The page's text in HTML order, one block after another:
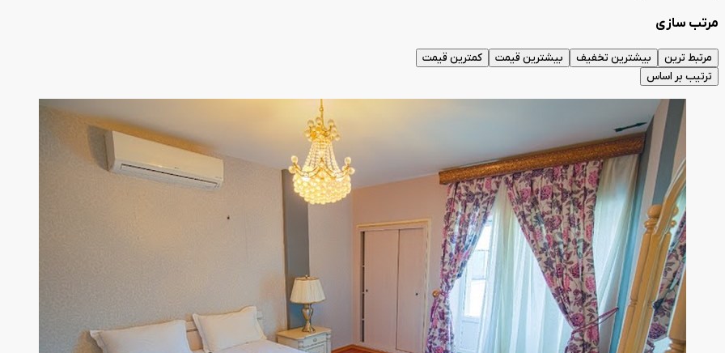
مرتب سازی
مرتبط ترین بیشترین تخفیف بیشترین قیمت
کمترین قیمت
ترتیب بر اساس